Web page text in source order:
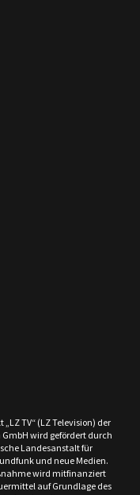
„LZ TV“ (LZ Television) der
GmbH wird gefördert durch
Landesanstalt für
und neue Medien.
wird mitfinanziert
auf Grundlage des